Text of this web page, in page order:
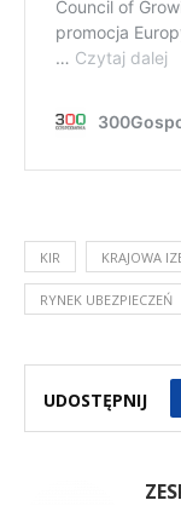
KIR KRAJOWA
RYNEK UBEZPIECZEŃ
UDOSTĘPNIJ